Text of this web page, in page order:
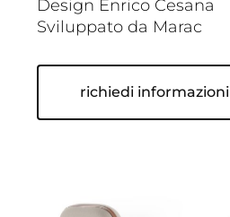
Design Enrico Cesana
Sviluppato da Marac
richiedi informazioni